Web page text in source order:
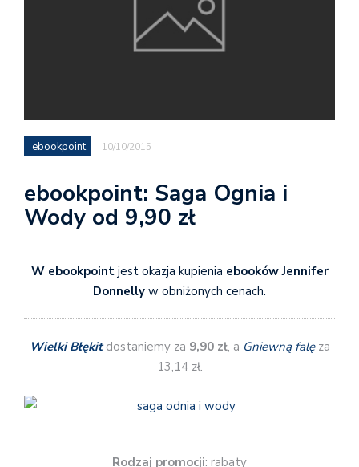
ebookpoint 10/10/2015
ebookpoint: Saga Ognia i
Wody od 9,90 zł
W ebookpointjest okazja kupienia ebooków Jennifer
Donnelly w obniżonych cenach.
Wielki Błękitdostaniemy za 9,90 zł, a Gniewną falęza
13,14 zł.
Rodzaj promocji: rabaty